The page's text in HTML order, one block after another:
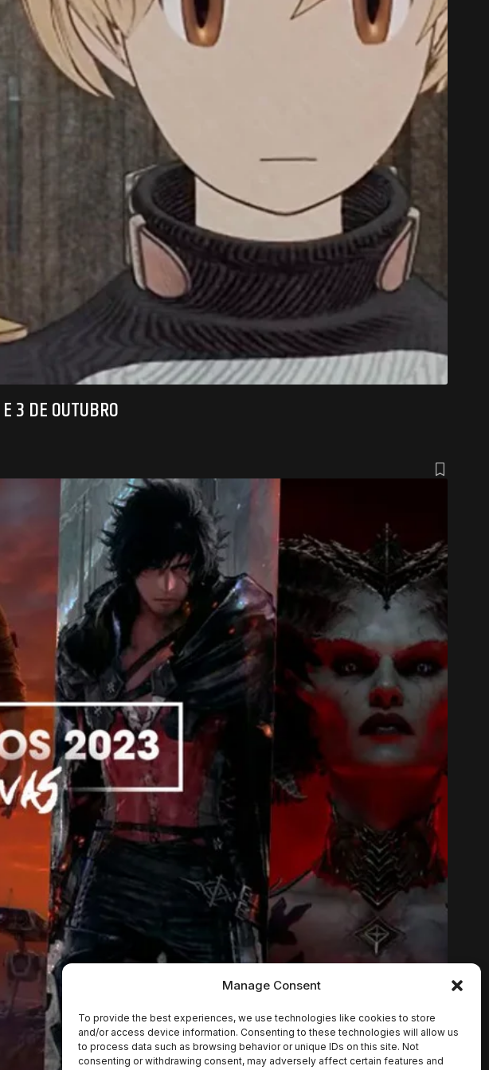
Manage Consent
To provide the best experiences, we use technologies like cookies to store
and/or access device information. Consenting to these technologies will allow us
to process data such as browsing behavior or unique IDs on this site. Not
consenting or withdrawing consent, may adversely affect certain features and
3 DE OUTUBRO